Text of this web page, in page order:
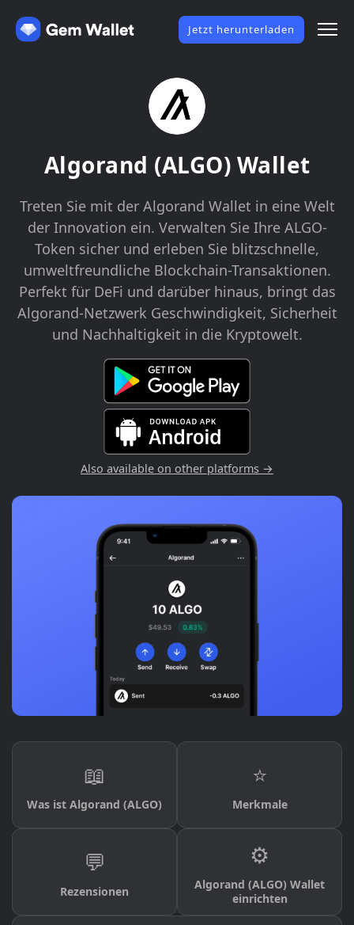
Jetzt herunterladen
Algorand (ALGO) Wallet
Treten Sie mit der Algorand Wallet in eine Welt
der Innovation ein. Verwalten Sie Ihre ALGO-
Token sicher und erleben Sie blitzschnelle,
umweltfreundliche Blockchain-Transaktionen.
Perfekt für DeFi und darüber hinaus, bringt das
Algorand-Netzwerk Geschwindigkeit, Sicherheit
und Nachhaltigkeit in die Kryptowelt.
Also available on other platforms →
📖
Was ist Algorand (ALGO)
⭐
Merkmale
💬
Rezensionen
⚙️
Algorand (ALGO) Wallet
einrichten